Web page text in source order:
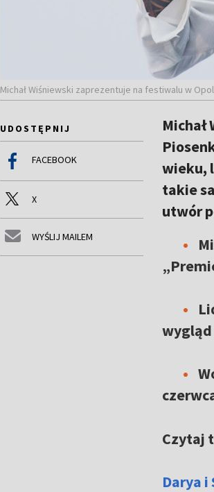
Michał Wiśniewski zaprezentuje na festiwalu w
UDOSTĘPNIJ
FACEBOOK
X
WYŚLIJ MAILEM
wieku,
takie
utwór
wygląd
Czytaj
Darya